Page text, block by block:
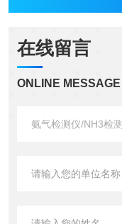
在线留言
ONLINE MESSAGE